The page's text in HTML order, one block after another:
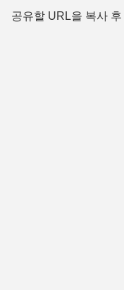
공유할 URL을 복사